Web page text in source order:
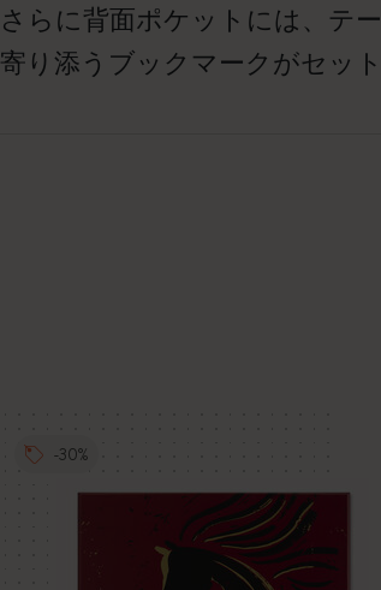
さらに背面ポケットには、テ
寄り添うブックマークがセッ
-30%